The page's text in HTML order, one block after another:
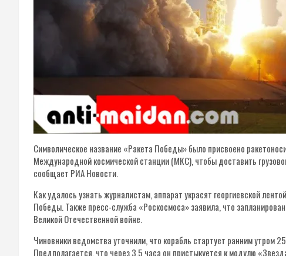
Символическое название «Ракета Победы» было присвоено
Международной космической станции (МКС), чтобы доставить
сообщает РИА Новости.
Как удалось узнать журналистам, аппарат украсят георгиевской
Победы. Также пресс-служба «Роскосмоса» заявила, что
Великой Отечественной войне.
Чиновники ведомства уточнили, что корабль стартует ранним утром
Предполагается, что через 3,5 часа он пристыкуется к модулю